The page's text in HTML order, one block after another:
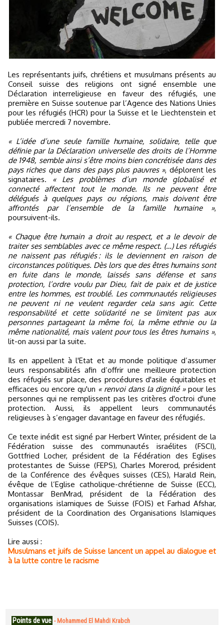
Les représentants juifs, chrétiens et musulmans présents au
Conseil suisse des religions ont signé ensemble une
Déclaration interreligieuse en faveur des réfugiés, une
première en Suisse soutenue par l’Agence des Nations Unies
pour les réfugiés (HCR) pour la Suisse et le Liechtenstein et
publiée mercredi 7 novembre.
« L’idée d’une seule famille humaine, solidaire, telle que
définie par la Déclaration universelle des droits de l’Homme
de 1948, semble ainsi s’être moins bien concrétisée dans des
pays riches que dans des pays plus pauvres », déplorent les
signataires. « Les problèmes d’un monde globalisé et
connecté affectent tout le monde. Ils ne peuvent être
délégués à quelques pays ou régions, mais doivent être
affrontés par l’ensemble de la famille humaine »,
poursuivent-ils.
« Chaque être humain a droit au respect, et a le devoir de
traiter ses semblables avec ce même respect. (…) Les réfugiés
ne naissent pas réfugiés : ils le deviennent en raison de
circonstances politiques. Dès lors que des êtres humains sont
en fuite dans le monde, laissés sans défense et sans
protection, l’ordre voulu par Dieu, fait de paix et de justice
entre les hommes, est troublé. Les communautés religieuses
ne peuvent ni ne veulent regarder cela sans agir. Cette
responsabilité et cette solidarité ne se limitent pas aux
personnes partageant la même foi, la même ethnie ou la
même nationalité, mais valent pour tous les êtres humains »,
lit-on aussi par la suite.
Ils en appellent à l'Etat et au monde politique d’assumer
leurs responsabilités afin d’offrir une meilleure protection
des réfugiés sur place, des procédures d'asile équitables et
efficaces ou encore qu'un « renvoi dans la dignité »pour les
personnes qui ne remplissent pas les critères d'octroi d'une
protection. Aussi, ils appellent leurs communautés
religieuses à s’engager davantage en faveur des réfugiés.
Ce texte inédit est signé par Herbert Winter, président de la
Fédération suisse des communautés israélites (FSCI),
Gottfried Locher, président de la Fédération des Eglises
protestantes de Suisse (FEPS), Charles Morerod, président
de la Conférence des évêques suisses (CES), Harald Rein,
évêque de l’Eglise catholique-chrétienne de Suisse (ECC),
Montassar BenMrad, président de la Fédération des
organisations islamiques de Suisse (FOIS) et Farhad Afshar,
président de la Coordination des Organisations Islamiques
Suisses (COIS).
Lire aussi :
Musulmans et juifs de Suisse lancent un appel au dialogue et
à la lutte contre le racisme
Points de vue - Mohammed El Mahdi Krabch